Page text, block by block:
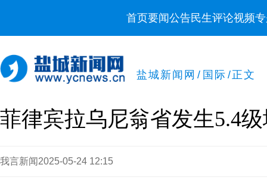
首页要闻公告民生评论视频
盐城新闻网 / 国际 /正文
菲律宾拉乌尼翁省发生5.4
我言新闻 2025-05-24 12:15